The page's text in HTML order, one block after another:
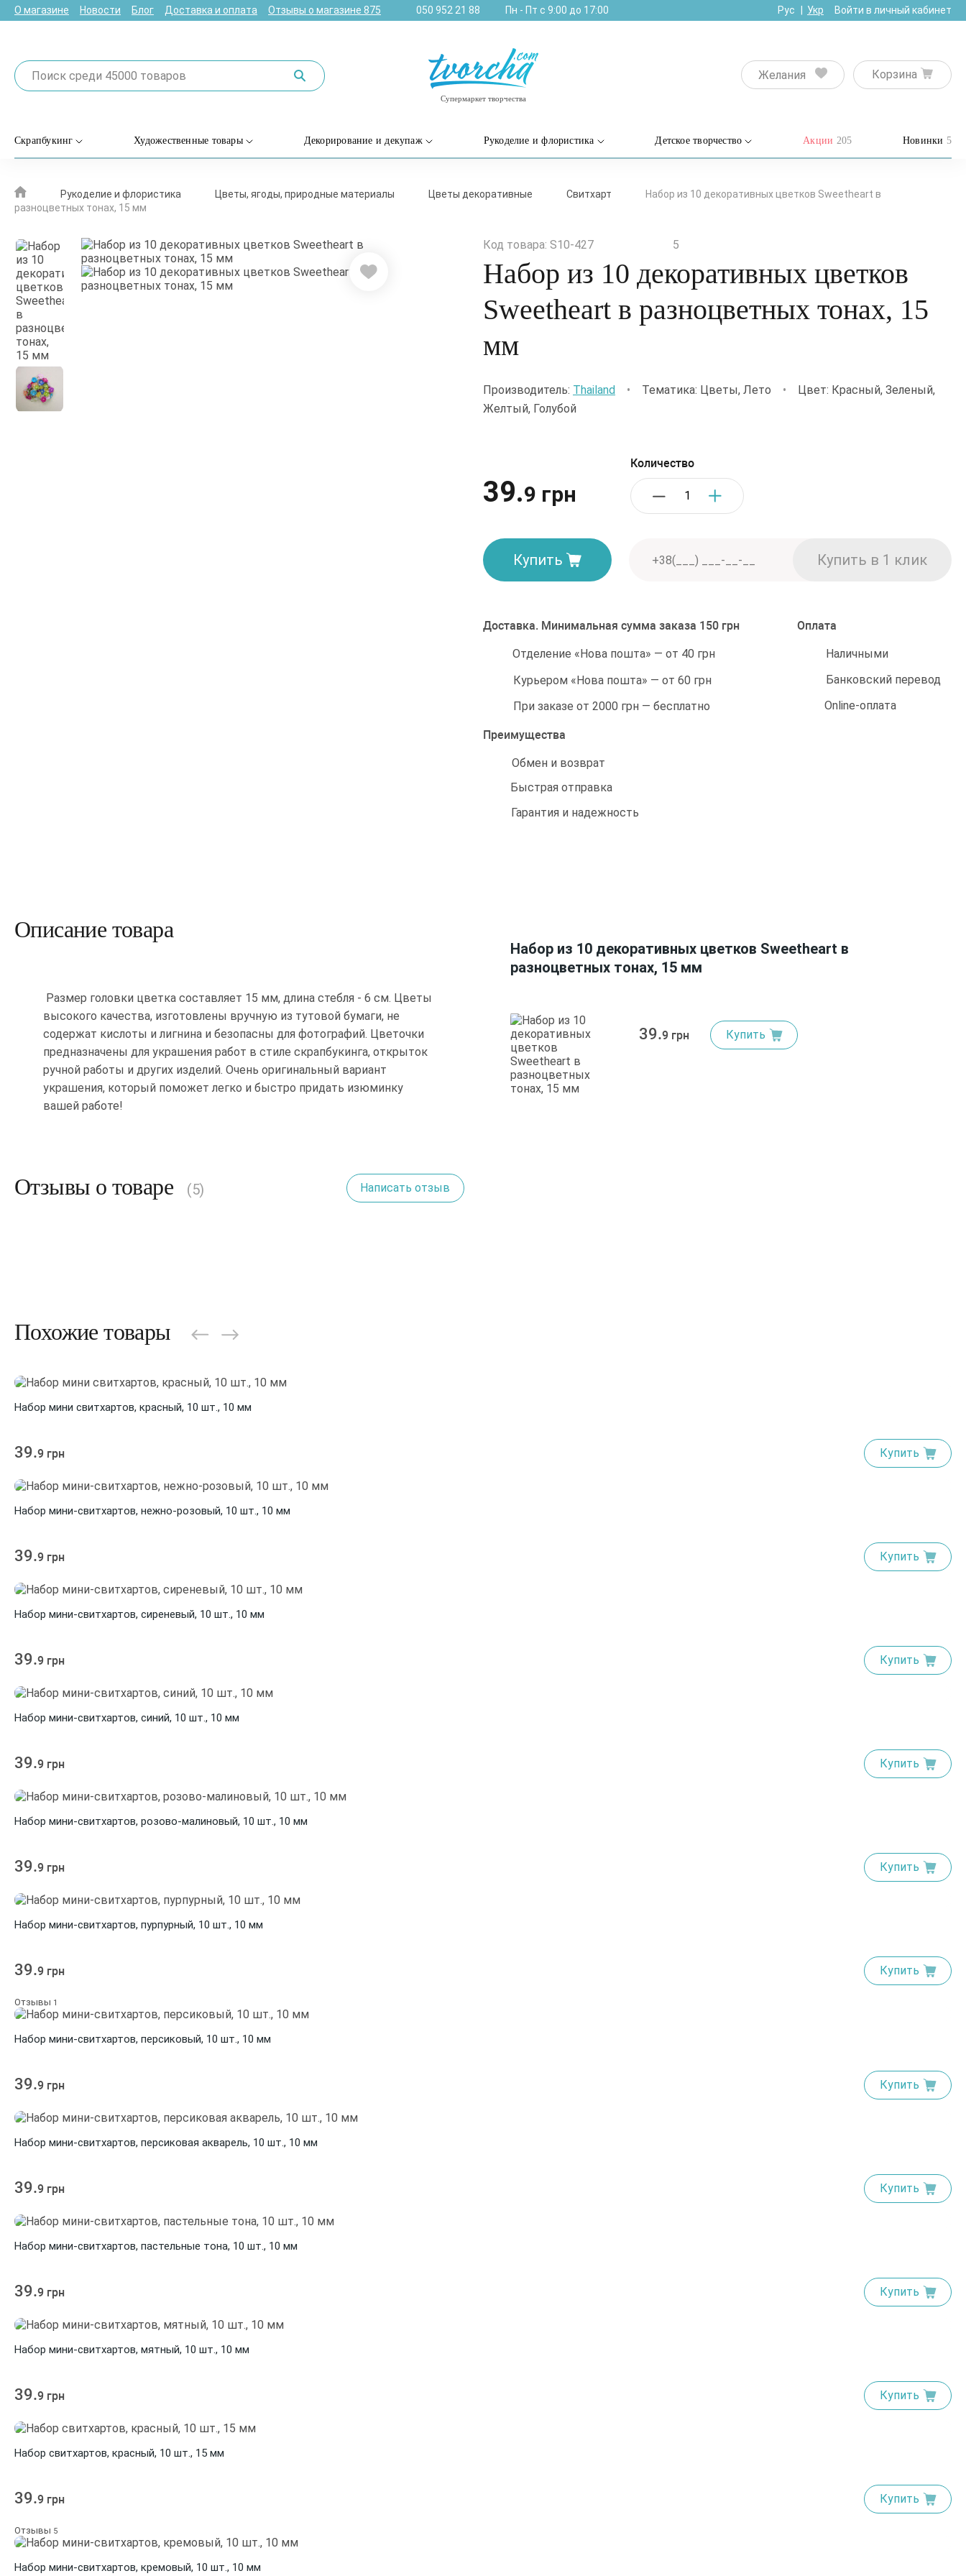
О магазине Новости Блог Доставка и оплата Отзывы о магазине 875 050 952 21 88 Пн - Пт с 9:00 до 17:00 Рус Укр Войти в личный кабинет
Супермаркет творчества
Желания Корзина
Скрапбукинг Художественные товары Декорирование и декупаж Рукоделие и флористика Детское творчество Акции 205 Новинки 5
Рукоделие и флористика Цветы, ягоды, природные материалы Цветы декоративные Свитхарт
Набор из 10 декоративных цветков Sweetheart в
разноцветных тонах, 15 мм
Код товара: S10-427 5
Набор из 10 декоративных цветков
Sweetheart в разноцветных тонах, 15
мм
Производитель: Thailand • Тематика: Цветы, Лето •
Цвет: Красный, Зеленый,
Желтый, Голубой
39.9 грн
Количество
Купить
Доставка. Минимальная сумма заказа 150 грн
Отделение «Нова пошта» — от 40 грн
Курьером «Нова пошта» — от 60 грн
При заказе от 2000 грн — бесплатно
Оплата
Наличными
Банковский перевод
Online-оплата
Преимущества
Обмен и возврат
Быстрая отправка
Гарантия и надежность
Описание товара
Размер головки цветка составляет 15 мм, длина стебля - 6 см. Цветы
высокого качества, изготовлены вручную из тутовой бумаги, не
содержат кислоты и лигнина и безопасны для фотографий. Цветочки
предназначены для украшения работ в стиле скрапбукинга, открыток
ручной работы и других изделий. Очень оригинальный вариант
украшения, который поможет легко и быстро придать изюминку
вашей работе!
Отзывы о товаре (5) Написать отзыв
Набор из 10 декоративных цветков Sweetheart в
разноцветных тонах, 15 мм
39.9 грн Купить
Похожие товары
Набор мини свитхартов, красный, 10 шт., 10 мм
39.9 грн Купить
Набор мини-свитхартов, нежно-розовый, 10 шт., 10 мм
39.9 грн Купить
Набор мини-свитхартов, сиреневый, 10 шт., 10 мм
39.9 грн Купить
Набор мини-свитхартов, синий, 10 шт., 10 мм
39.9 грн Купить
Набор мини-свитхартов, розово-малиновый, 10 шт., 10 мм
39.9 грн Купить
Набор мини-свитхартов, пурпурный, 10 шт., 10 мм
39.9 грн Купить
Отзывы 1
Набор мини-свитхартов, персиковый, 10 шт., 10 мм
39.9 грн Купить
Набор мини-свитхартов, персиковая акварель, 10 шт., 10 мм
39.9 грн Купить
Набор мини-свитхартов, пастельные тона, 10 шт., 10 мм
39.9 грн Купить
Набор мини-свитхартов, мятный, 10 шт., 10 мм
39.9 грн Купить
Набор свитхартов, красный, 10 шт., 15 мм
39.9 грн Купить
Отзывы 5
Набор мини-свитхартов, кремовый, 10 шт., 10 мм